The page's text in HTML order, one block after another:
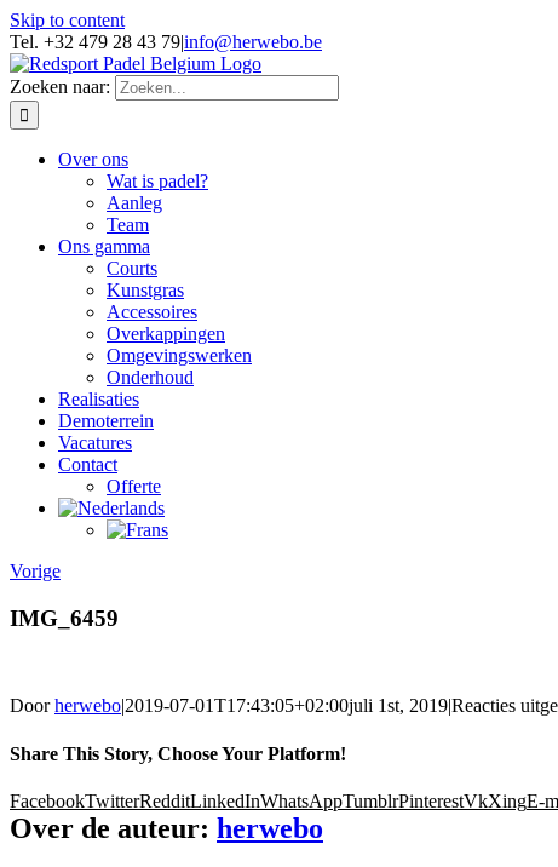
Skip to content
Tel. +32 479 28 43 79|info@herwebo.be
Zoeken naar:
Over ons
Wat is padel?
Aanleg
Team
Ons gamma
Courts
Kunstgras
Accessoires
Overkappingen
Omgevingswerken
Onderhoud
Realisaties
Demoterrein
Vacatures
Contact
Offerte
Vorige
IMG_6459
Doorherwebo|2019-07-01T17:43:05+02:00juli 1st, 2019|Reacties
Share This Story, Choose Your Platform!
FacebookTwitterRedditLinkedInWhatsAppTumblrPinterestVkXingE-
Over de auteur: herwebo